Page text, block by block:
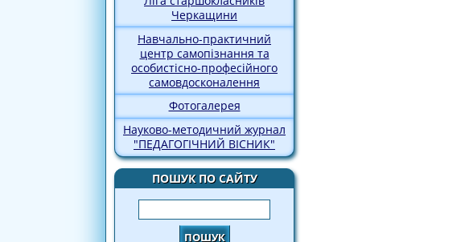
Черкащини
Навчально-практичний
центр самопізнання та
особистісно-професійного
самовдосконалення
Фотогалерея
Науково-методичний журнал
"ПЕДАГОГІЧНИЙ ВІСНИК"
ПОШУК ПО САЙТУ
Пошук